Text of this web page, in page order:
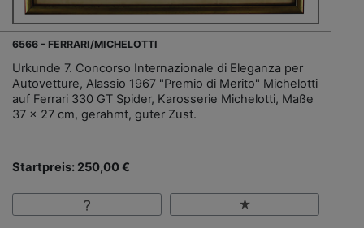
6566 - FERRARI/MICHELOTTI
Urkunde 7. Concorso Internazionale di Eleganza per
Autovetture, Alassio 1967 "Premio di Merito" Michelotti
auf Ferrari 330 GT Spider, Karosserie Michelotti, Maße
37 x 27 cm, gerahmt, guter Zust.
Startpreis: 250,00 €